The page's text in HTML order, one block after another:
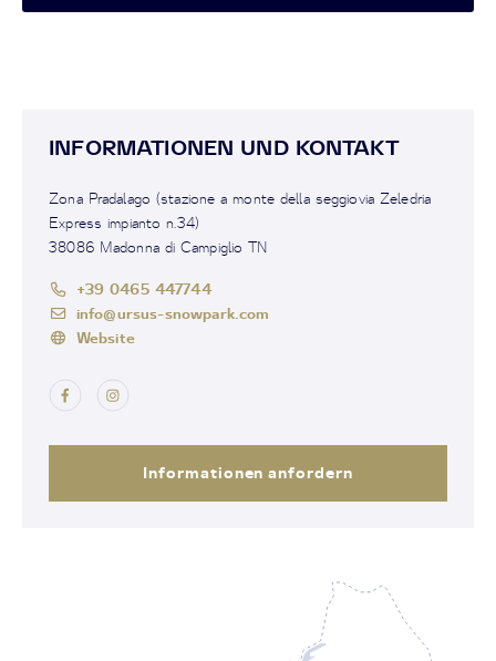
INFORMATIONEN UND KONTAKT
Zona Pradalago (stazione a monte della seggiovia Zeledria
Express impianto n.34)
38086 Madonna di Campiglio TN
+39 0465 447744
info@ursus-snowpark.com
Website
Informationen anfordern